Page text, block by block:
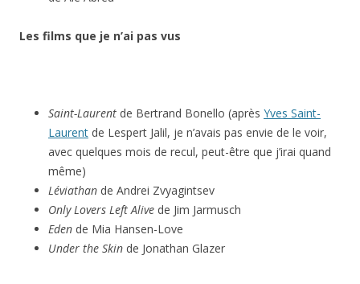
Les films que je n’ai pas vus
Saint-Laurent de Bertrand Bonello (après Yves Saint-
Laurent de Lespert Jalil, je n’avais pas envie de le voir,
avec quelques mois de recul, peut-être que j’irai quand
même)
Léviathan de Andrei Zvyagintsev
Only Lovers Left Alive de Jim Jarmusch
Eden de Mia Hansen-Love
Under the Skin de Jonathan Glazer